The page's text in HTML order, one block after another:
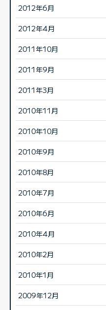
2012年6月
2012年4月
2011年10月
2011年9月
2011年3月
2010年11月
2010年10月
2010年9月
2010年8月
2010年7月
2010年6月
2010年4月
2010年2月
2010年1月
2009年12月